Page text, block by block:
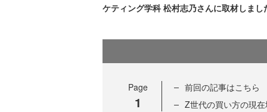
ケティング学科 松村志乃さんに取材しまし
Page
1
前回の記事はこちら
Z世代の買い方の現